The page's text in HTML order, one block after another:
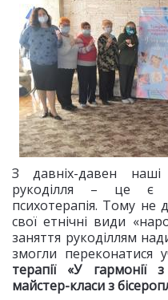
З давніх-давен
рукоділля – це є
психотерапія. Тому
свої етнічні види
заняття рукоділлям
змогли переконатися
терапії «У гармонії
майстер-класи з